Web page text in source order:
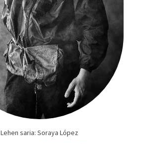
Lehen saria: Soraya López